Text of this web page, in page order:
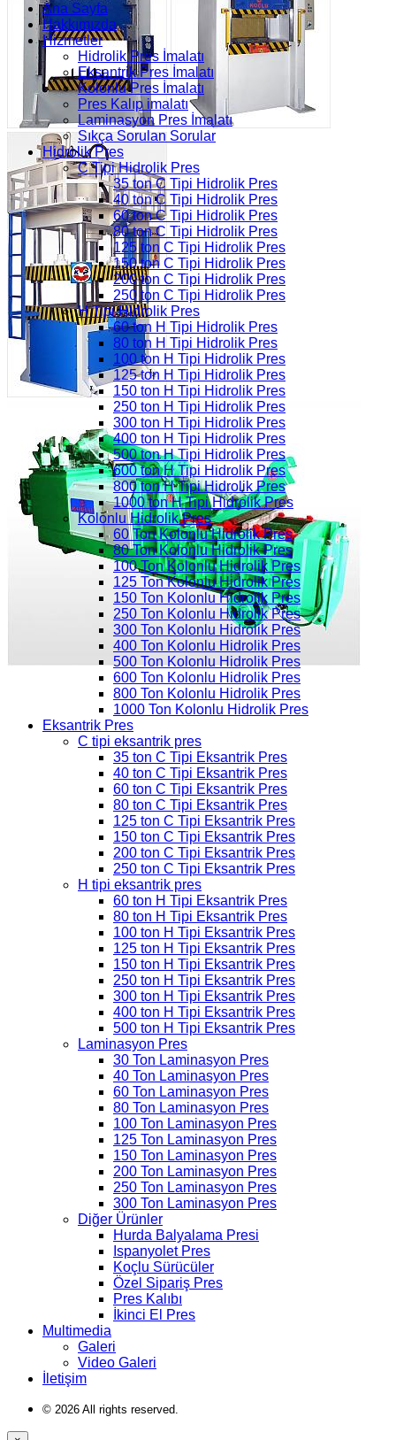
Ana Sayfa
Hakkımızda
Hizmetler
Hidrolik Pres İmalatı
Eksantrik Pres İmalatı
Kolonlu Pres İmalatı
Pres Kalıp imalatı
Laminasyon Pres İmalatı
Sıkça Sorulan Sorular
Hidrolik Pres
C Tipi Hidrolik Pres
35 ton C Tipi Hidrolik Pres
40 ton C Tipi Hidrolik Pres
60 ton C Tipi Hidrolik Pres
80 ton C Tipi Hidrolik Pres
125 ton C Tipi Hidrolik Pres
150 ton C Tipi Hidrolik Pres
200 ton C Tipi Hidrolik Pres
250 ton C Tipi Hidrolik Pres
H Tipi Hidrolik Pres
60 ton H Tipi Hidrolik Pres
80 ton H Tipi Hidrolik Pres
100 ton H Tipi Hidrolik Pres
125 ton H Tipi Hidrolik Pres
150 ton H Tipi Hidrolik Pres
250 ton H Tipi Hidrolik Pres
300 ton H Tipi Hidrolik Pres
400 ton H Tipi Hidrolik Pres
500 ton H Tipi Hidrolik Pres
600 ton H Tipi Hidrolik Pres
800 ton H Tipi Hidrolik Pres
1000 ton H Tipi Hidrolik Pres
Kolonlu Hidrolik Pres
60 Ton Kolonlu Hidrolik Pres
80 Ton Kolonlu Hidrolik Pres
100 Ton Kolonlu Hidrolik Pres
125 Ton Kolonlu Hidrolik Pres
150 Ton Kolonlu Hidrolik Pres
250 Ton Kolonlu Hidrolik Pres
300 Ton Kolonlu Hidrolik Pres
400 Ton Kolonlu Hidrolik Pres
500 Ton Kolonlu Hidrolik Pres
600 Ton Kolonlu Hidrolik Pres
800 Ton Kolonlu Hidrolik Pres
1000 Ton Kolonlu Hidrolik Pres
Eksantrik Pres
C tipi eksantrik pres
35 ton C Tipi Eksantrik Pres
40 ton C Tipi Eksantrik Pres
60 ton C Tipi Eksantrik Pres
80 ton C Tipi Eksantrik Pres
125 ton C Tipi Eksantrik Pres
150 ton C Tipi Eksantrik Pres
200 ton C Tipi Eksantrik Pres
250 ton C Tipi Eksantrik Pres
H tipi eksantrik pres
60 ton H Tipi Eksantrik Pres
80 ton H Tipi Eksantrik Pres
100 ton H Tipi Eksantrik Pres
125 ton H Tipi Eksantrik Pres
150 ton H Tipi Eksantrik Pres
250 ton H Tipi Eksantrik Pres
300 ton H Tipi Eksantrik Pres
400 ton H Tipi Eksantrik Pres
500 ton H Tipi Eksantrik Pres
Laminasyon Pres
30 Ton Laminasyon Pres
40 Ton Laminasyon Pres
60 Ton Laminasyon Pres
80 Ton Laminasyon Pres
100 Ton Laminasyon Pres
125 Ton Laminasyon Pres
150 Ton Laminasyon Pres
200 Ton Laminasyon Pres
250 Ton Laminasyon Pres
300 Ton Laminasyon Pres
Diğer Ürünler
Hurda Balyalama Presi
Ispanyolet Pres
Koçlu Sürücüler
Özel Sipariş Pres
Pres Kalıbı
İkinci El Pres
Multimedia
Galeri
Video Galeri
İletişim
© 2026 All rights reserved.